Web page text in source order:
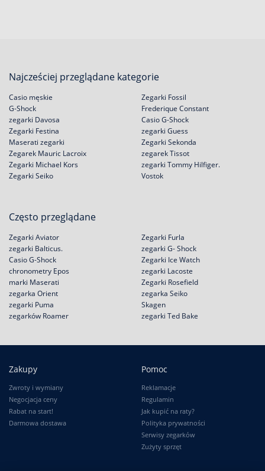
Najcześciej przeglądane kategorie
Casio męskie
G-Shock
zegarki Davosa
Zegarki Festina
Zegarki Fossil
Frederique Constant
Casio G-Shock
zegarki Guess
Maserati zegarki
Zegarek Mauric Lacroix
Zegarki Michael Kors
Zegarki Seiko
Zegarki Sekonda
zegarek Tissot
zegarki Tommy Hilfiger.
Vostok
Często przeglądane
Zegarki Aviator
zegarki Balticus.
Casio G-Shock
chronometry Epos
Zegarki Furla
zegarki G- Shock
Zegarki Ice Watch
zegarki Lacoste
marki Maserati
zegarka Orient
zegarki Puma
zegarków Roamer
Zegarki Rosefield
zegarka Seiko
Skagen
zegarki Ted Bake
Zakupy
Zwroty i wymiany
Negocjacja ceny
Rabat na start!
Darmowa dostawa
Pomoc
Reklamacje
Regulamin
Jak kupić na raty?
Polityka prywatności
Serwisy zegarków
Zużyty sprzęt